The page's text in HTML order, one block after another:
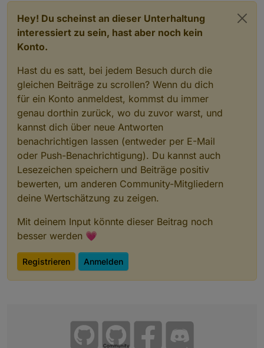
Hey! Du scheinst an dieser Unterhaltung
interessiert zu sein, hast aber noch kein
Konto.
Hast du es satt, bei jedem Besuch durch die
gleichen Beiträge zu scrollen? Wenn du dich
für ein Konto anmeldest, kommst du immer
genau dorthin zurück, wo du zuvor warst, und
kannst dich über neue Antworten
benachrichtigen lassen (entweder per E-Mail
oder Push-Benachrichtigung). Du kannst auch
Lesezeichen speichern und Beiträge positiv
bewerten, um anderen Community-Mitgliedern
deine Wertschätzung zu zeigen.
Mit deinem Input könnte dieser Beitrag noch
besser werden 💗
Registrieren Anmelden
Community